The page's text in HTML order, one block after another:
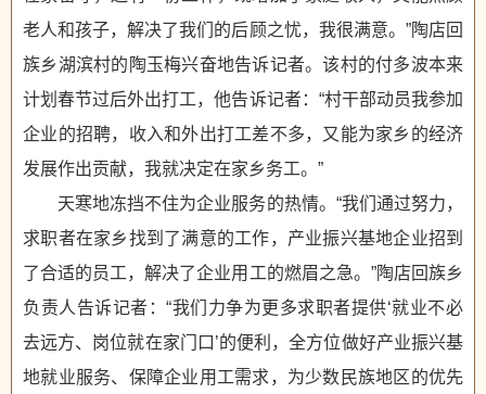
老人和孩子，解决了我们的后顾之忧，我很满意。”陶店回
族乡湖滨村的陶玉梅兴奋地告诉记者。该村的付多波本来
计划春节过后外出打工，他告诉记者：“村干部动员我参加
企业的招聘，收入和外出打工差不多，又能为家乡的经济
发展作出贡献，我就决定在家乡务工。”
天寒地冻挡不住为企业服务的热情。“我们通过努力，
求职者在家乡找到了满意的工作，产业振兴基地企业招到
了合适的员工，解决了企业用工的燃眉之急。”陶店回族乡
负责人告诉记者：“我们力争为更多求职者提供‘就业不必
去远方、岗位就在家门口’的便利，全方位做好产业振兴基
地就业服务、保障企业用工需求，为少数民族地区的优先